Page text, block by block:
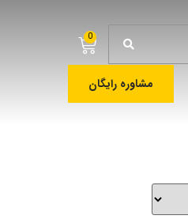
0
مشاوره رایگان